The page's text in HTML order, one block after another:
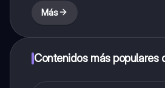
Más
Contenidos más populares